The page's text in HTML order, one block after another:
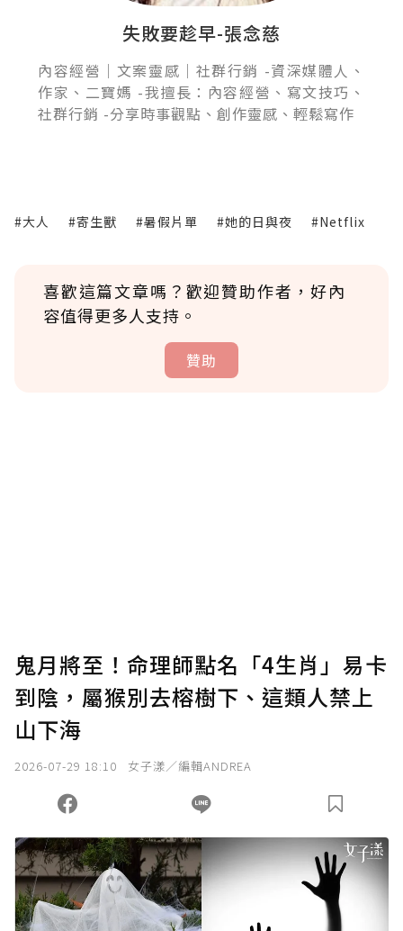
失敗要趁早-張念慈
內容經營｜文案靈感｜社群行銷 -資深媒體人、
作家、二寶媽 -我擅長：內容經營、寫文技巧、
社群行銷 -分享時事觀點、創作靈感、輕鬆寫作
#大人 #寄生獸 #暑假片單 #她的日與夜 #Netflix
喜歡這篇文章嗎？歡迎贊助作者，好內
容值得更多人支持。
贊助
確認送出
您當前剩餘 U 利點數：0點；前往 購買點數
鬼月將至！命理師點名「4生肖」易卡
到陰，屬猴別去榕樹下、這類人禁上
山下海
2026-07-29 18:10 女子漾／編輯ANDREA